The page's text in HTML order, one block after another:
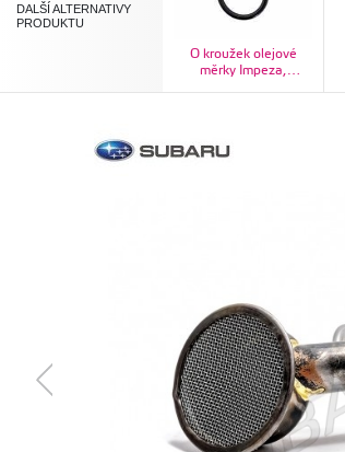
DALŠÍ ALTERNATIVY
PRODUKTU
O kroužek olejové
měrky Impeza,